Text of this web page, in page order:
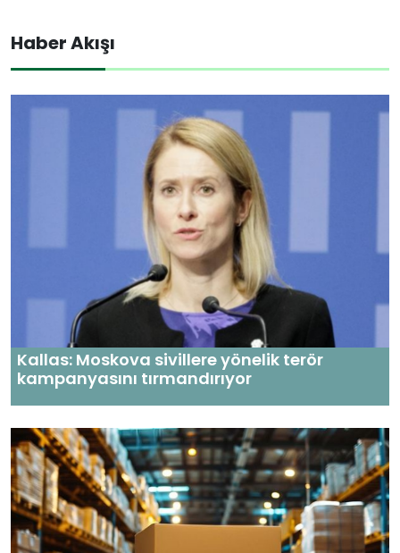
Haber Akışı
Kallas: Moskova sivillere yönelik terör
kampanyasını tırmandırıyor